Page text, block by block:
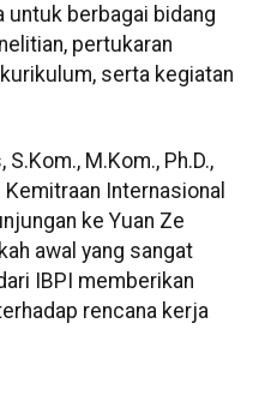
berbagai bidang
pertukaran
serta kegiatan
M.Kom., Ph.D.,
Internasional
ke Yuan Ze
awal yang sangat
IBPI memberikan
rencana kerja